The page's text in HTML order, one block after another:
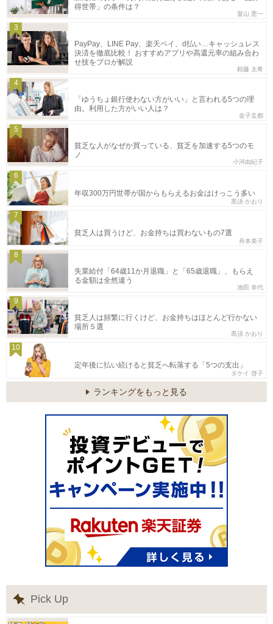
得世帯」の条件は？
畠山 憲一
3
PayPay、LINE Pay、楽天ペイ、d払い…キャッシュレス
決済を徹底比較！ おすすめアプリや高還元率の組み合わ
せ技をプロが解説
頼藤 太希
4
「ゆうちょ銀行使わない方がいい」と言われる5つの理
由。利用した方がいい人は？
金子圭都
5
貧乏な人がなぜか買っている、貧乏を加速する5つのモ
ノ
小河由紀子
6
年収300万円世帯が国からもらえるお金はけっこう多い
黒須 かおり
7
貧乏人は買うけど、お金持ちは買わないもの7選
舟本美子
8
失業給付「64歳11か月退職」と「65歳退職」、もらえ
る金額は全然違う
池田 幸代
9
貧乏人は頻繁に行くけど、お金持ちはほとんど行かない
場所５選
黒須 かおり
10
定年後に払い続けると貧乏へ転落する「5つの支出」
タケイ 啓子
ランキングをもっと見る
Pick Up